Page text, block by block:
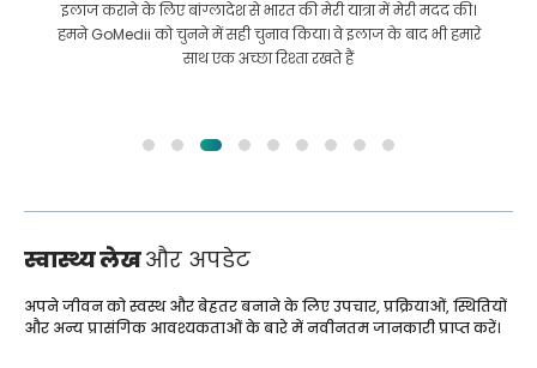
इलाज कराने के लिए बांग्लादेश से भारत की मेरी यात्रा में मेरी मदद की।
हमने GoMedii को चुनने में सही चुनाव किया। वे इलाज के बाद भी हमारे
साथ एक अच्छा रिश्ता रखते हैं
स्वास्थ्य लेखऔर अपडेट
अपने जीवन को स्वस्थ और बेहतर बनाने के लिए उपचार, प्रक्रियाओं, स्थितियों
और अन्य प्रासंगिक आवश्यकताओं के बारे में नवीनतम जानकारी प्राप्त करें।